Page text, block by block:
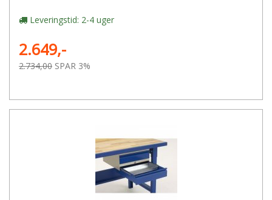
Leveringstid: 2-4 uger
2.649,-
2.734,00 SPAR 3%